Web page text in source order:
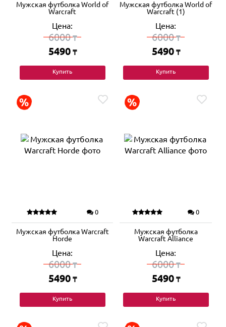
Мужская футболка World of
Warcraft
Цена:
6000₸
5490 ₸
Купить
Мужская футболка World of
Warcraft (1)
Цена:
6000₸
5490 ₸
Купить
0
Мужская футболка Warcraft
Horde
Цена:
6000₸
5490 ₸
Купить
0
Мужская футболка
Warcraft Alliance
Цена:
6000₸
5490 ₸
Купить